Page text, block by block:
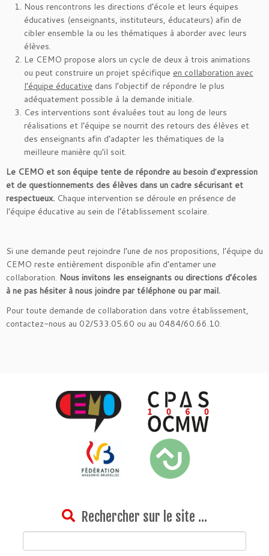
Nous rencontrons les directions d’école et leurs équipes
éducatives (enseignants, instituteurs, éducateurs) afin de
cibler ensemble la ou les thématiques à aborder avec leurs
élèves.
Le CEMO propose alors un cycle de deux à trois animations
ou peut construire un projet spécifique en collaboration avec
l’équipe éducative dans l’objectif de répondre le plus
adéquatement possible à la demande initiale.
Ces interventions sont évaluées tout au long de leurs
réalisations et l’équipe se nourrit des retours des élèves et
des enseignants afin d’adapter les thématiques de la
meilleure manière qu’il soit.
Le CEMO et son équipe tente de répondre au besoin d’expression
et de questionnements des élèves dans un cadre sécurisant et
respectueux. Chaque intervention se déroule en présence de
l’équipe éducative au sein de l’établissement scolaire.
Si une demande peut rejoindre l’une de nos propositions, l’équipe du
CEMO reste entièrement disponible afin d’entamer une
collaboration. Nous invitons les enseignants ou directions d’écoles
à ne pas hésiter à nous joindre par téléphone ou par mail.
Pour toute demande de collaboration dans votre établissement,
contactez-nous au 02/533.05.60 ou au 0484/60.66.10.
Rechercher sur le site …